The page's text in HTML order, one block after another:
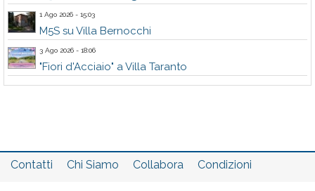
1 Ago 2026 - 15:03
M5S su Villa Bernocchi
3 Ago 2026 - 18:06
"Fiori d'Acciaio" a Villa Taranto
Contatti Chi Siamo Collabora
Condizioni